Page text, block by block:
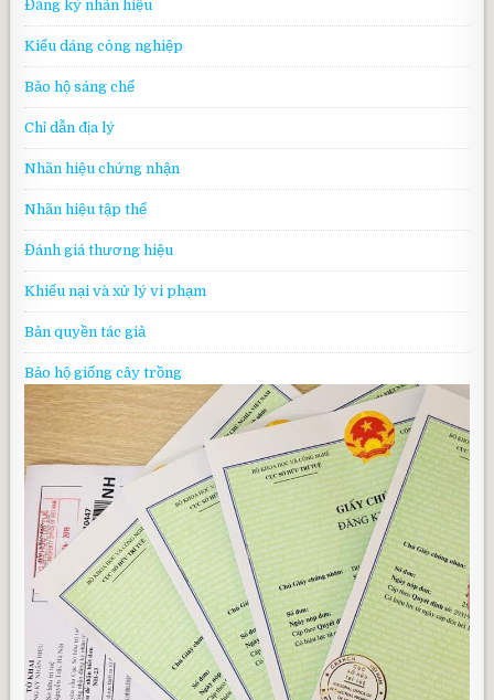
Đăng ký nhãn hiệu
Kiểu dáng công nghiệp
Bảo hộ sáng chế
Chỉ dẫn địa lý
Nhãn hiệu chứng nhận
Nhãn hiệu tập thể
Đánh giá thương hiệu
Khiếu nại và xử lý vi phạm
Bản quyền tác giả
Bảo hộ giống cây trồng